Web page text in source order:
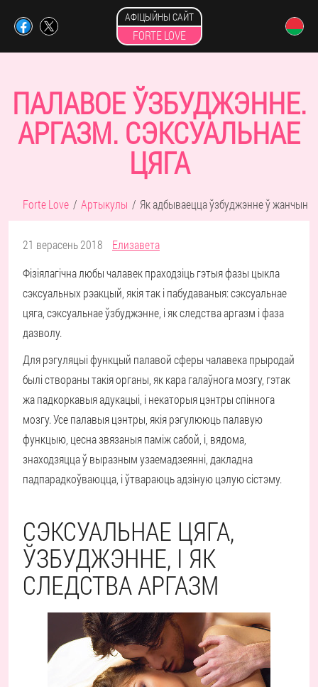
АФІЦЫЙНЫ САЙТ
FORTE LOVE
ПАЛАВОЕ ЎЗБУДЖЭННЕ.
АРГАЗМ. СЭКСУАЛЬНАЕ
ЦЯГА
Forte Love Артыкулы Як адбываецца ўзбуджэнне ў жанчын
21 верасень 2018
Елизавета
Фізіялагічна любы чалавек праходзіць гэтыя фазы цыкла
сэксуальных рэакцый, якія так і пабудаваныя: сэксуальнае
цяга, сэксуальнае ўзбуджэнне, і як следства аргазм і фаза
дазволу.
Для рэгуляцыі функцый палавой сферы чалавека прыродай
былі створаны такія органы, як кара галаўнога мозгу, гэтак
жа падкоркавыя адукацыі, і некаторыя цэнтры спіннога
мозгу. Усе палавыя цэнтры, якія рэгулююць палавую
функцыю, цесна звязаныя паміж сабой, і, вядома,
знаходзяцца ў выразным узаемадзеянні, дакладна
падпарадкоўваюцца, і ўтвараюць адзіную цэлую сістэму.
СЭКСУАЛЬНАЕ ЦЯГА,
ЎЗБУДЖЭННЕ, І ЯК
СЛЕДСТВА АРГАЗМ